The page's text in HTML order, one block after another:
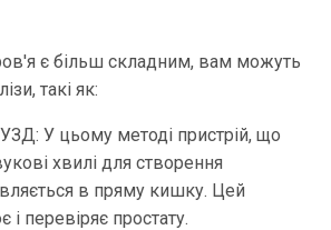
є більш складним, вам можуть
такі як:
У цьому методі пристрій, що
хвилі для створення
в пряму кишку. Цей
і перевіряє простату.